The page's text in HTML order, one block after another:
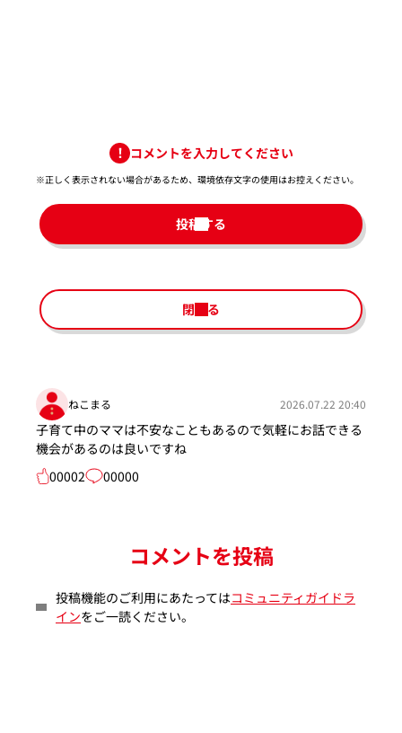
コメントを入力してください
※正しく表示されない場合があるため、環境依存文字の使用はお控えください。​
投稿する
閉じる
ねこまる 2026.07.22 20:40
子育て中のママは不安なこともあるので気軽にお話できる
機会があるのは良いですね
00002
00000
コメントを投稿
投稿機能のご利用にあたってはコミュニティガイドラ
インをご一読ください。